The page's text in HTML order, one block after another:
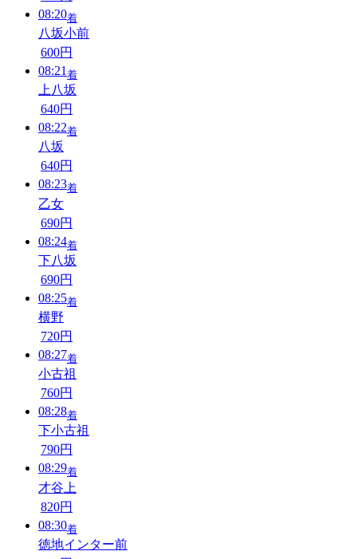
08:20着
八坂小前
600円
08:21 着
上八坂
640円
08:22着
八坂
640円
08:23着
乙女
690円
08:24着
下八坂
690円
08:25着
横野
720円
08:27着
小古祖
760円
08:28着
下小古祖
790円
08:29着
才谷上
820円
08:30着
徳地インター前